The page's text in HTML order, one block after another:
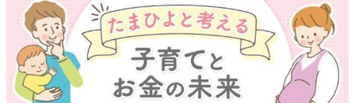
選
どこにも行けないゴールデンウィーク、せめて
家の片づけをしたい～と考える人も多いよう。
そこで、ママやパパたちにご紹介したい、気付
いた時にサッと簡単にできちゃう超簡単こそう
じ(小掃除)術をご紹介♪ ぜひ最後までご覧くだ
さいね！
子どもの肌に触れるものは、清潔にしてあげたいけど、毎日キレ
イを保つのはとっても大変…。そんなとき、オキシ漬けでパパッ